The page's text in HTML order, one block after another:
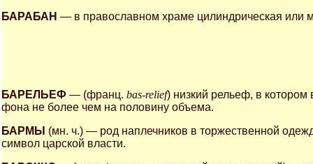
БАРАБАН — в православном храме цилиндрическая или
БАРЕЛЬЕФ — (франц. bas-relief) низкий рельеф, в
фона не более чем на половину объема.
БАРМЫ (мн. ч.) — род наплечников в торжественной
символ царской власти.